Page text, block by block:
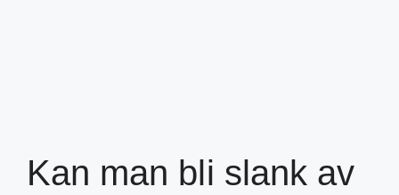
Kan man bli slank av